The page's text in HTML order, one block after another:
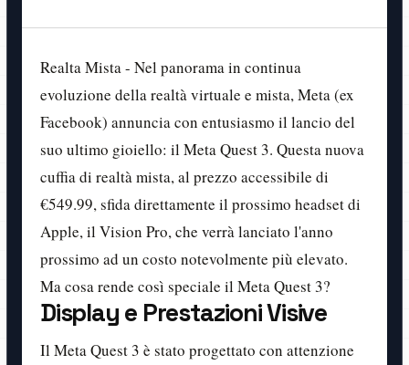
Realta Mista - Nel panorama in continua
evoluzione della realtà virtuale e mista, Meta (ex
Facebook) annuncia con entusiasmo il lancio del
suo ultimo gioiello: il Meta Quest 3. Questa nuova
cuffia di realtà mista, al prezzo accessibile di
€549.99, sfida direttamente il prossimo headset di
Apple, il Vision Pro, che verrà lanciato l'anno
prossimo ad un costo notevolmente più elevato.
Ma cosa rende così speciale il Meta Quest 3?
Display e Prestazioni Visive
Il Meta Quest 3 è stato progettato con attenzione